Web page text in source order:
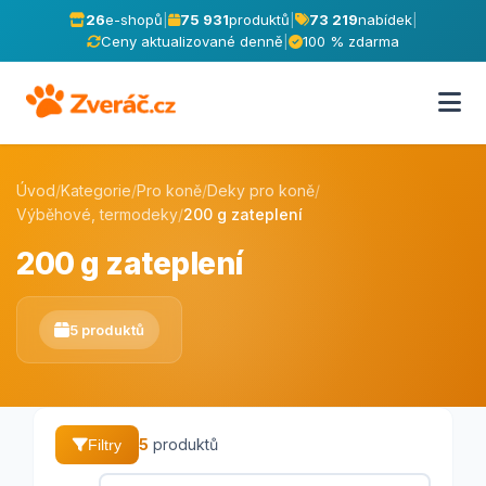
26e-shopů 75 931produktů 73 219nabídek|
Ceny aktualizované denně
100 % zdarma
Úvod/Kategorie/Pro koně/Deky pro koně/
Výběhové, termodeky/200 g zateplení
200 g zateplení
5 produktů
Filtry 5 produktů